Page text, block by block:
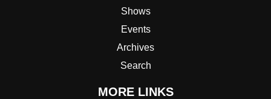
Shows
Events
Archives
Search
MORE LINKS